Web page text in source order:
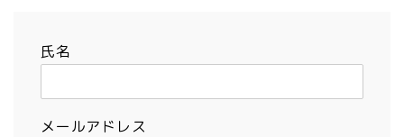
氏名
メールアドレス